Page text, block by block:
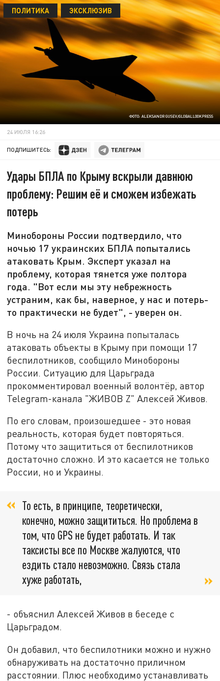
ФОТО: ALEKSANDR GUSEV/GLOBALLOOKPRESS
ПОЛИТИКА ЭКСКЛЮЗИВ
24 ИЮЛЯ 16:26
ПОДПИШИТЕСЬ:
Удары БПЛА по Крыму вскрыли давнюю
проблему: Решим её и сможем избежать
потерь
Минобороны России подтвердило, что
ночью 17 украинских БПЛА попытались
атаковать Крым. Эксперт указал на
проблему, которая тянется уже полтора
года. "Вот если мы эту небрежность
устраним, как бы, наверное, у нас и потерь-
то практически не будет", - уверен он.
В ночь на 24 июля Украина попыталась
атаковать объекты в Крыму при помощи 17
беспилотников, сообщило Минобороны
России. Ситуацию для Царьграда
прокомментировал военный волонтёр, автор
Telegram-канала "ЖИВОВ Z" Алексей Живов.
По его словам, произошедшее - это новая
реальность, которая будет повторяться.
Потому что защититься от беспилотников
достаточно сложно. И это касается не только
России, но и Украины.
То есть, в принципе, теоретически,
конечно, можно защититься. Но проблема в
том, что GPS не будет работать. И так
таксисты все по Москве жалуются, что
ездить стало невозможно. Связь стала
хуже работать,
- объяснил Алексей Живов в беседе с
Царьградом.
Он добавил, что беспилотники можно и нужно
обнаруживать на достаточно приличном
расстоянии. Плюс необходимо устанавливать